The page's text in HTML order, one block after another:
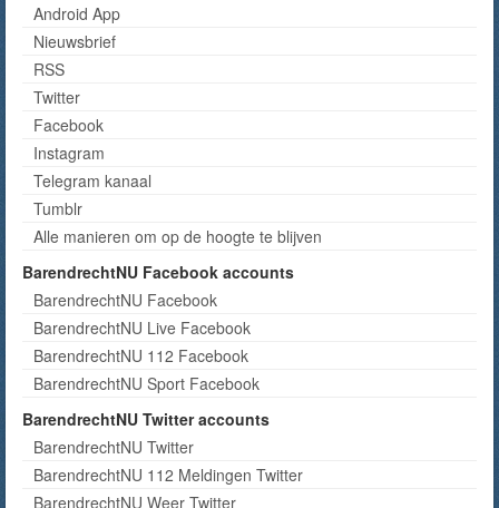
Android App
Nieuwsbrief
RSS
Twitter
Facebook
Instagram
Telegram kanaal
Tumblr
Alle manieren om op de hoogte te blijven
BarendrechtNU Facebook accounts
BarendrechtNU Facebook
BarendrechtNU Live Facebook
BarendrechtNU 112 Facebook
BarendrechtNU Sport Facebook
BarendrechtNU Twitter accounts
BarendrechtNU Twitter
BarendrechtNU 112 Meldingen Twitter
BarendrechtNU Weer Twitter